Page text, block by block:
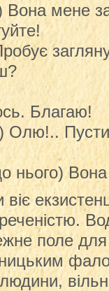
мене
Благаю!
Олю!..
нього)
віє
поле для